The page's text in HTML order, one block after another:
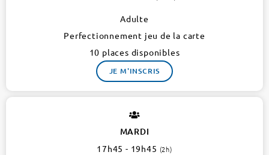
Adulte
Perfectionnement jeu de la carte
10 places disponibles
JE M'INSCRIS
MARDI
17h45 - 19h45 (2h)